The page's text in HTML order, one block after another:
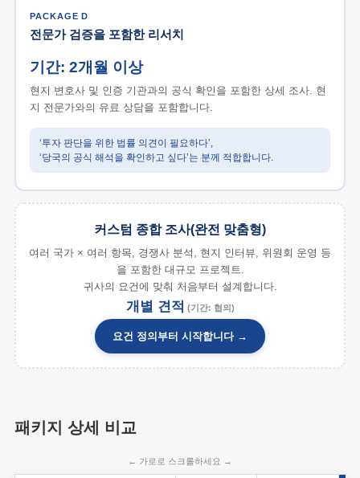
PACKAGE D
전문가 검증을 포함한 리서치
기간: 2개월 이상
현지 변호사 및 인증 기관과의 공식 확인을 포함한 상세 조사. 현
지 전문가와의 유료 상담을 포함합니다.
‘투자 판단을 위한 법률 의견이 필요하다’,
‘당국의 공식 해석을 확인하고 싶다’는 분께 적합합니다.
커스텀 종합 조사(완전 맞춤형)
여러 국가 × 여러 항목, 경쟁사 분석, 현지 인터뷰, 위원회 운영 등
을 포함한 대규모 프로젝트.
귀사의 요건에 맞춰 처음부터 설계합니다.
개별 견적 (기간: 협의)
요건 정의부터 시작합니다 →
패키지 상세 비교
← 가로로 스크롤하세요 →